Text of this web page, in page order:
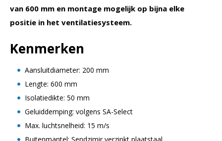
van 600 mm en montage mogelijk op bijna elke
positie in het ventilatiesysteem.
Kenmerken
Aansluitdiameter: 200 mm
Lengte: 600 mm
Isolatiedikte: 50 mm
Geluiddemping: volgens SA-Select
Max. luchtsnelheid: 15 m/s
Buitenmantel: Sendzimir verzinkt plaatstaal